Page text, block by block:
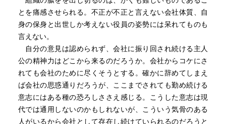
偉大な作家の、この『あとがき』は重い。
とを痛感させられる。不正が不正と言えない会社体質、自
身の保身と出世しか考えない役員の姿勢には呆れてものも
言えない。
自分の意見は認められず、会社に振り回され続ける主人
公の精神力はどこから来るのだろうか。会社からコケにさ
れても会社のために尽くそうとする。確かに辞めてしまえ
ば会社の思惑通りだろうが、ここまでされても勤め続ける
意志にはある種の恐ろしささえ感じる。こうした意志は現
代では通用しないのかもしれないが、こういう気骨のある
人がいるから会社として存在し続けていられるのだろうと